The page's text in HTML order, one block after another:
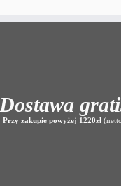
Dostawa
Przy zakupie powyżej 1220zł